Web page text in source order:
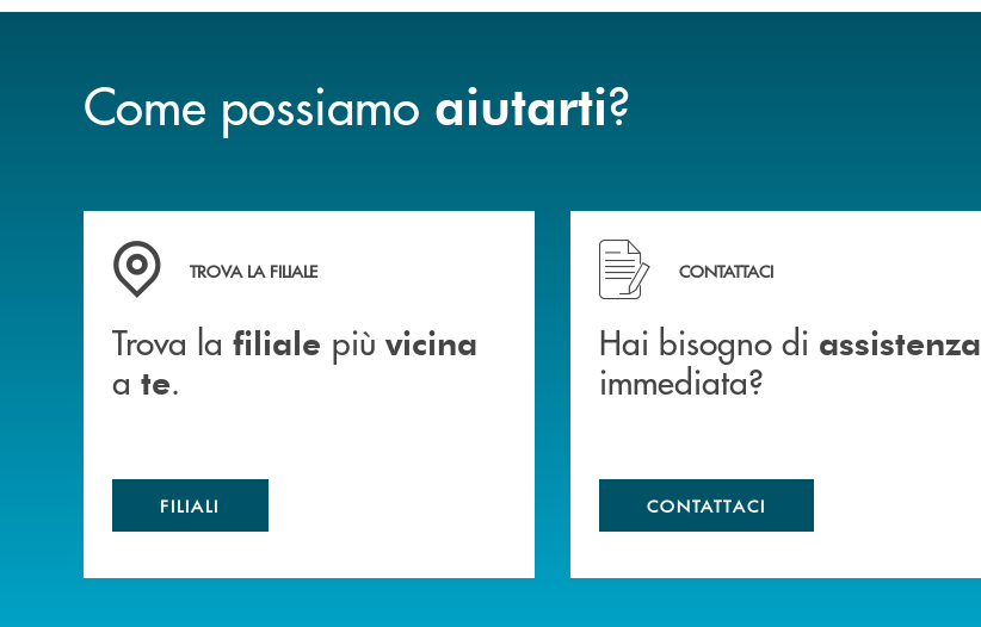
Come possiamo aiutarti?
Trova la filiale più vicina a te .
TROVA LA FILIALE
Trova la filiale più vicina
a te.
FILIALI
Hai bisogno di assistenza immediata?
CONTATTACI
Hai bisogno di assistenza
immediata?
CONTATTACI